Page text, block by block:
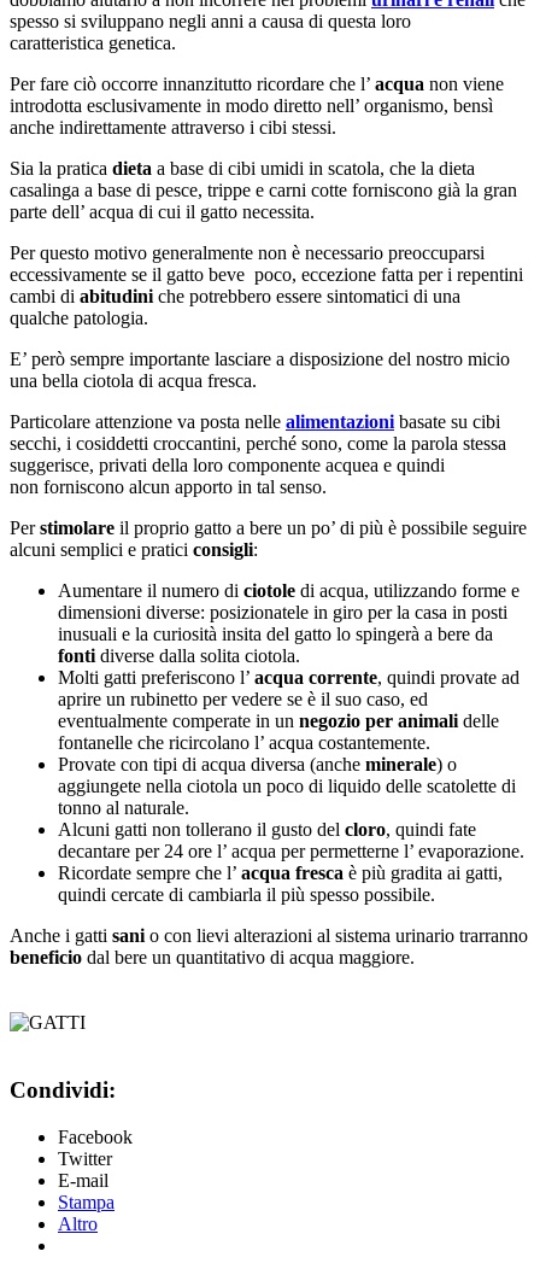
spesso si sviluppano negli anni a causa di questa loro
caratteristica genetica.
Per fare ciò occorre innanzitutto ricordare che l’ acqua non viene
introdotta esclusivamente in modo diretto nell’ organismo, bensì
anche indirettamente attraverso i cibi stessi.
Sia la pratica dieta a base di cibi umidi in scatola, che la dieta
casalinga a base di pesce, trippe e carni cotte forniscono già la gran
parte dell’ acqua di cui il gatto necessita.
Per questo motivo generalmente non è necessario preoccuparsi
eccessivamente se il gatto beve poco, eccezione fatta per i repentini
cambi di abitudini che potrebbero essere sintomatici di una
qualche patologia.
E’ però sempre importante lasciare a disposizione del nostro micio
una bella ciotola di acqua fresca.
Particolare attenzione va posta nelle alimentazioni basate su cibi
secchi, i cosiddetti croccantini, perché sono, come la parola stessa
suggerisce, privati della loro componente acquea e quindi
non forniscono alcun apporto in tal senso.
Perstimolare il proprio gatto a bere un po’ di più è possibile seguire
alcuni semplici e pratici consigli:
Aumentare il numero di ciotole di acqua, utilizzando forme e
dimensioni diverse: posizionatele in giro per la casa in posti
inusuali e la curiosità insita del gatto lo spingerà a bere da
fonti diverse dalla solita ciotola.
Molti gatti preferiscono l’ acqua corrente, quindi provate ad
aprire un rubinetto per vedere se è il suo caso, ed
eventualmente comperate in un negozio per animali delle
fontanelle che ricircolano l’ acqua costantemente.
Provate con tipi di acqua diversa (anche minerale) o
aggiungete nella ciotola un poco di liquido delle scatolette di
tonno al naturale.
Alcuni gatti non tollerano il gusto del cloro, quindi fate
decantare per 24 ore l’ acqua per permetterne l’ evaporazione.
Ricordate sempre che l’ acqua fresca è più gradita ai gatti,
quindi cercate di cambiarla il più spesso possibile.
Anche i gatti sani o con lievi alterazioni al sistema urinario trarranno
beneficio dal bere un quantitativo di acqua maggiore.
Condividi:
Facebook
Twitter
E-mail
Stampa
Altro